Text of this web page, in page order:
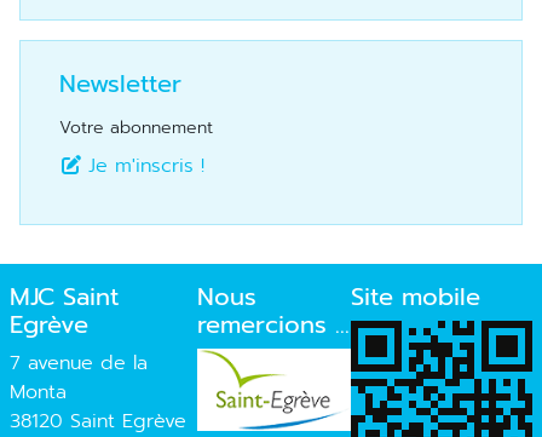
Newsletter
Votre abonnement
Je m'inscris !
MJC Saint
Egrève
7 avenue de la
Monta
38120 Saint Egrève
Nous
remercions ...
Site mobile